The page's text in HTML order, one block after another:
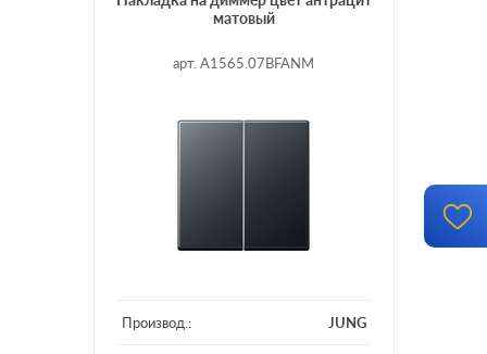
матовый
арт. A1565.07BFANM
Производ.: JUNG